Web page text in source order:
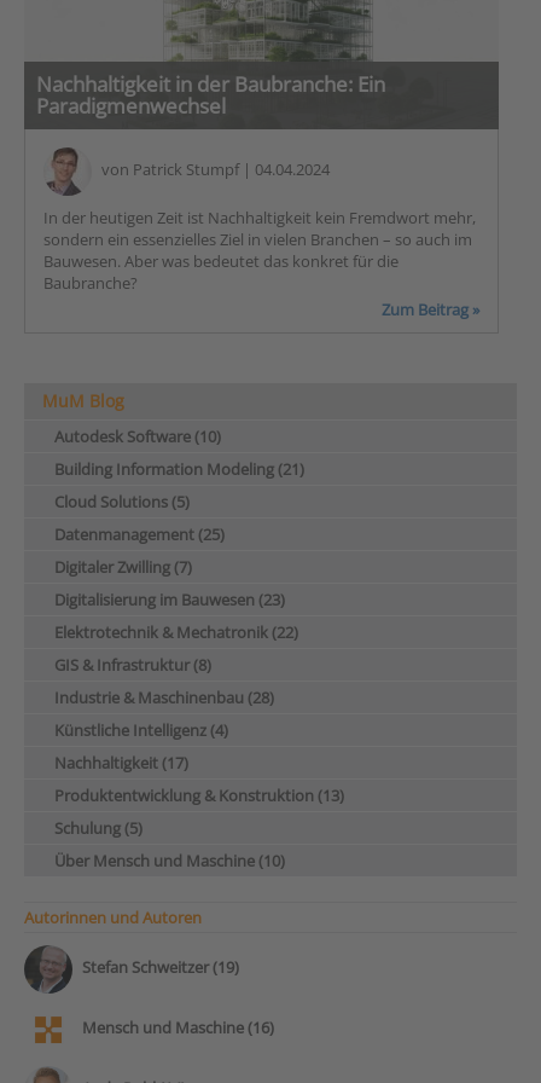
Nachhaltigkeit in der Baubranche: Ein
Paradigmenwechsel
von Patrick Stumpf| 04.04.2024
In der heutigen Zeit ist Nachhaltigkeit kein Fremdwort mehr,
sondern ein essenzielles Ziel in vielen Branchen – so auch im
Bauwesen. Aber was bedeutet das konkret für die
Baubranche?
Zum Beitrag »
MuM Blog
Autodesk Software (10)
Building Information Modeling (21)
Cloud Solutions (5)
Datenmanagement (25)
Digitaler Zwilling (7)
Digitalisierung im Bauwesen (23)
Elektrotechnik & Mechatronik (22)
GIS & Infrastruktur (8)
Industrie & Maschinenbau (28)
Künstliche Intelligenz (4)
Nachhaltigkeit (17)
Produktentwicklung & Konstruktion (13)
Schulung (5)
Über Mensch und Maschine (10)
Autorinnen und Autoren
Stefan Schweitzer (19)
Mensch und Maschine (16)